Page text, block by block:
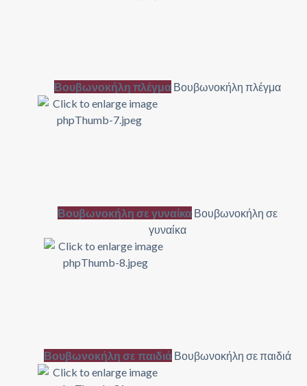
Βουβωνοκήλη πλέγμα Βουβωνοκήλη πλέγμα
Βουβωνοκήλη σε γυναίκα Βουβωνοκήλη σε
γυναίκα
Βουβωνοκήλη σε παιδιά Βουβωνοκήλη σε παιδιά